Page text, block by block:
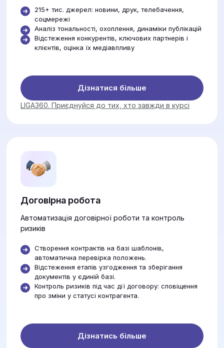
215+ тис. джерел: новини, друк, телебачення,
соцмережі
Аналіз тональності, охоплення, динаміки публікацій
Відстеження конкурентів, ключових партнерів і
клієнтів, оцінка їх медіавпливу
Дізнатися більше
LIGA360. Приєднуйся до тих, хто завжди в курсі
Договірна робота
Автоматизація договірної роботи та контроль
ризиків
Створення контрактів на базі шаблонів,
автоматична перевірка положень.
Відстеження етапів узгодження та зберігання
документів у єдиній базі.
Контроль ризиків під час дії договору: сповіщення
про зміни у статусі контрагента.
Дізнатись більше